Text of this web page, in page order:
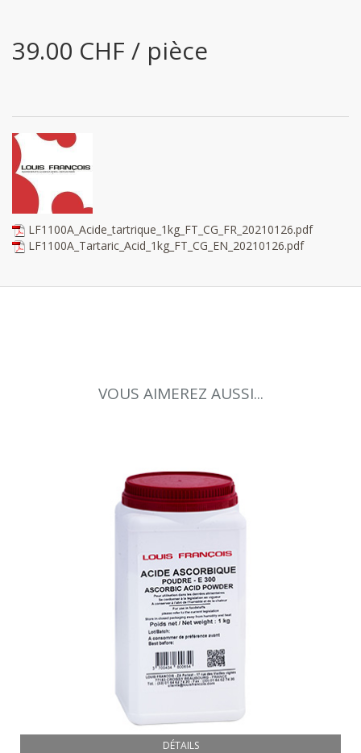
39.00 CHF / pièce
LF1100A_Acide_tartrique_1kg_FT_CG_FR_20210126.pdf
LF1100A_Tartaric_Acid_1kg_FT_CG_EN_20210126.pdf
VOUS AIMEREZ AUSSI...
DÉTAILS